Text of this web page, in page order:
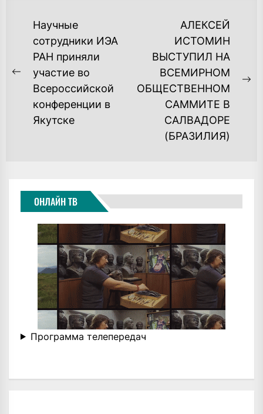
НАВИГАЦИЯ
ЗАПИСЯМ
Previous
post:
Научные
сотрудники ИЭА
РАН приняли
участие во
Всероссийской
конференции в
Якутске
АЛЕКСЕЙ
ИСТОМИН
ВЫСТУПИЛ НА
ВСЕМИРНОМ
ОБЩЕСТВЕННОМ
САММИТЕ В
САЛВАДОРЕ
(БРАЗИЛИЯ)
ОНЛАЙН ТВ
Программа телепередач